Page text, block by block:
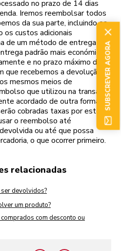
no prazo de 14 dias
Iremos reembolsar todos
da sua parte, incluindo os
custos adicionais
de um método de entrega
padrão mais económico
e no prazo máximo de
recebemos a devolução
mesmos meios de
que utilizou na transação
acordado de outra forma.
cobradas taxas por este
o reembolso até
ou até que possa
o que ocorrer primeiro.
relacionadas
devolvidos?
um produto?
com desconto ou
SUBSCREVER AGORA